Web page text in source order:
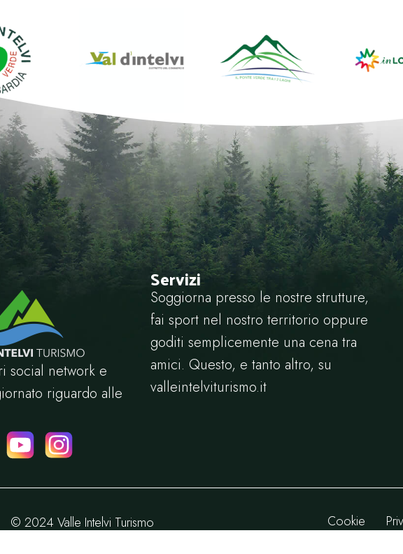
social network e
riguardo alle
Servizi
Soggiorna presso le nostre strutture,
fai sport nel nostro territorio oppure
goditi semplicemente una cena tra
amici. Questo, e tanto altro, su
valleintelviturismo.it
© 2024 Valle Intelvi Turismo Cookie